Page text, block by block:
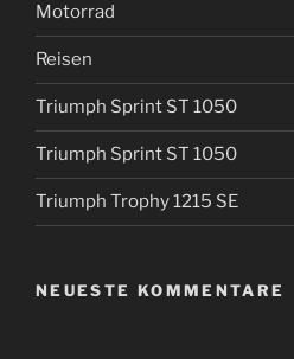
Motorrad
Reisen
Triumph Sprint ST 1050
Triumph Sprint ST 1050
Triumph Trophy 1215 SE
NEUESTE KOMMENTARE